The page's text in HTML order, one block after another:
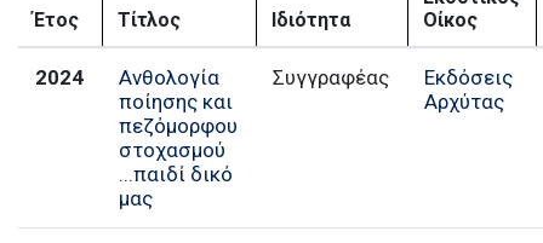
Έτος Τίτλος Ιδιότητα
Οίκος
2024
Ανθολογία
ποίησης και
πεζόμορφου
στοχασμού
...παιδί δικό
μας
Εκδόσεις
Αρχύτας